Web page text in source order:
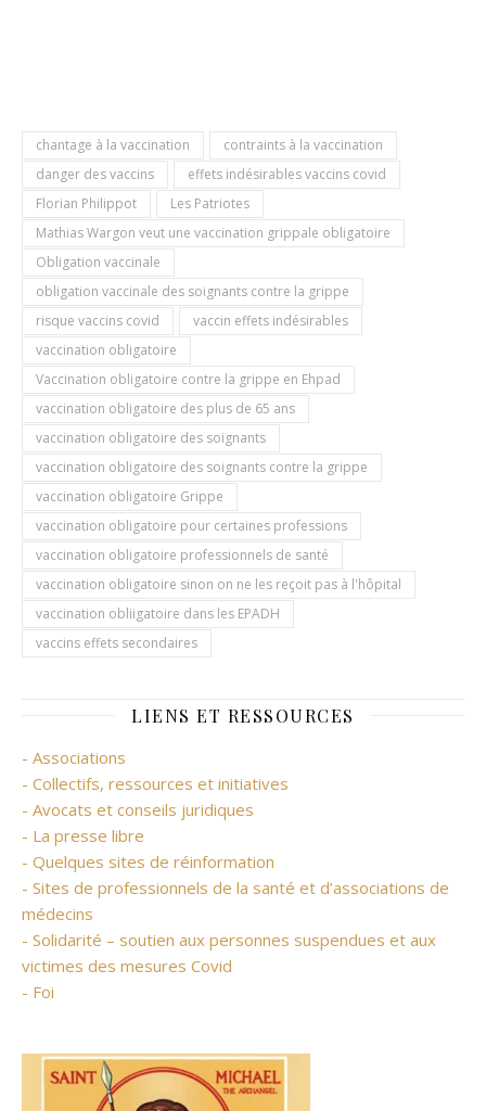
chantage à la vaccination
contraints à la vaccination
danger des vaccins
effets indésirables vaccins covid
Florian Philippot
Les Patriotes
Mathias Wargon veut une vaccination grippale obligatoire
Obligation vaccinale
obligation vaccinale des soignants contre la grippe
risque vaccins covid
vaccin effets indésirables
vaccination obligatoire
Vaccination obligatoire contre la grippe en Ehpad
vaccination obligatoire des plus de 65 ans
vaccination obligatoire des soignants
vaccination obligatoire des soignants contre la grippe
vaccination obligatoire Grippe
vaccination obligatoire pour certaines professions
vaccination obligatoire professionnels de santé
vaccination obligatoire sinon on ne les reçoit pas à l'hôpital
vaccination obliigatoire dans les EPADH
vaccins effets secondaires
LIENS ET RESSOURCES
- Associations
- Collectifs, ressources et initiatives
- Avocats et conseils juridiques
- La presse libre
- Quelques sites de réinformation
- Sites de professionnels de la santé et d’associations de
médecins
- Solidarité – soutien aux personnes suspendues et aux
victimes des mesures Covid
- Foi